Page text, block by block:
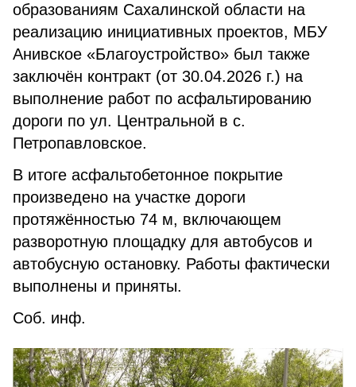
образованиям Сахалинской области на
реализацию инициативных проектов, МБУ
Анивское «Благоустройство» был также
заключён контракт (от 30.04.2026 г.) на
выполнение работ по асфальтированию
дороги по ул. Центральной в с.
Петропавловское.
В итоге асфальтобетонное покрытие
произведено на участке дороги
протяжённостью 74 м, включающем
разворотную площадку для автобусов и
автобусную остановку. Работы фактически
выполнены и приняты.
Соб. инф.